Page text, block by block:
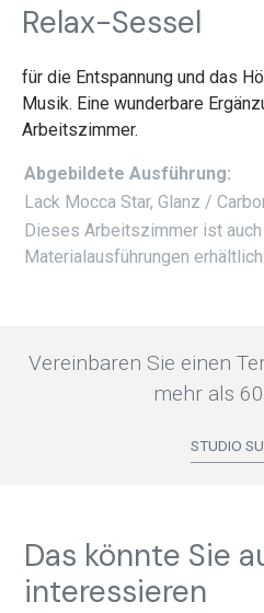
Relax-Sessel
für die Entspannung und das
Musik. Eine wunderbare
Arbeitszimmer.
Abgebildete Ausführung:
Lack Mocca Star, Glanz /
Dieses Arbeitszimmer ist auch
Materialausführungen erhältlich.
Vereinbaren Sie einen
mehr als
STUDIO
Das könnte Sie
interessieren